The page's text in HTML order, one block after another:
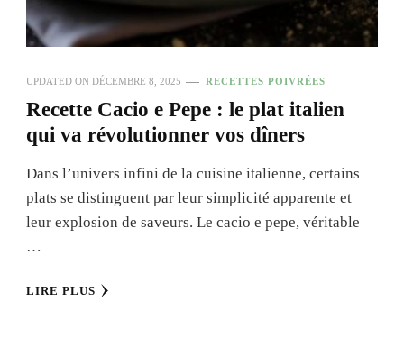
UPDATED ON DÉCEMBRE 8, 2025 RECETTES POIVRÉES
Recette Cacio e Pepe : le plat italien
qui va révolutionner vos dîners
Dans l’univers infini de la cuisine italienne, certains
plats se distinguent par leur simplicité apparente et
leur explosion de saveurs. Le cacio e pepe, véritable
…
LIRE PLUS